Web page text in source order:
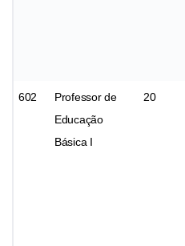
602
Professor de
Educação
Básica I
20